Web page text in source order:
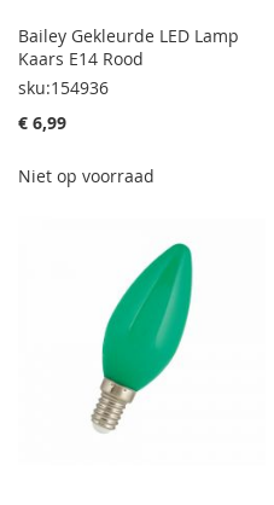
Bailey Gekleurde LED Lamp
Kaars E14 Rood
sku:154936
€ 6,99
Niet op voorraad